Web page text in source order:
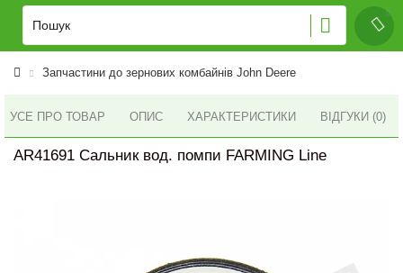
Запчастини до зернових комбайнів John Deere
УСЕ ПРО ТОВАР ОПИС ХАРАКТЕРИСТИКИ ВІДГУКИ (0)
AR41691 Сальник вод. помпи FARMING Line